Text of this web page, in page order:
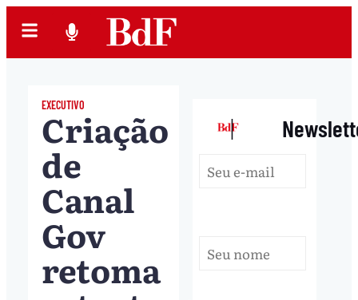
EXECUTIVO
Criação
de
Canal
Gov
retoma
|